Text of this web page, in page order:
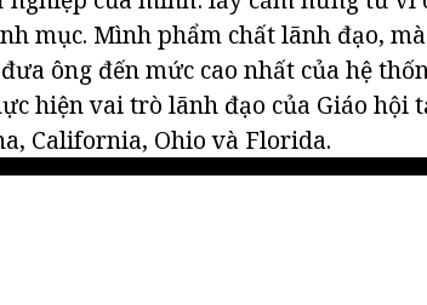
mục. Mình phẩm chất lãnh đạo,
ông đến mức cao nhất của hệ
hiện vai trò lãnh đạo của Giáo hội
California, Ohio và Florida.